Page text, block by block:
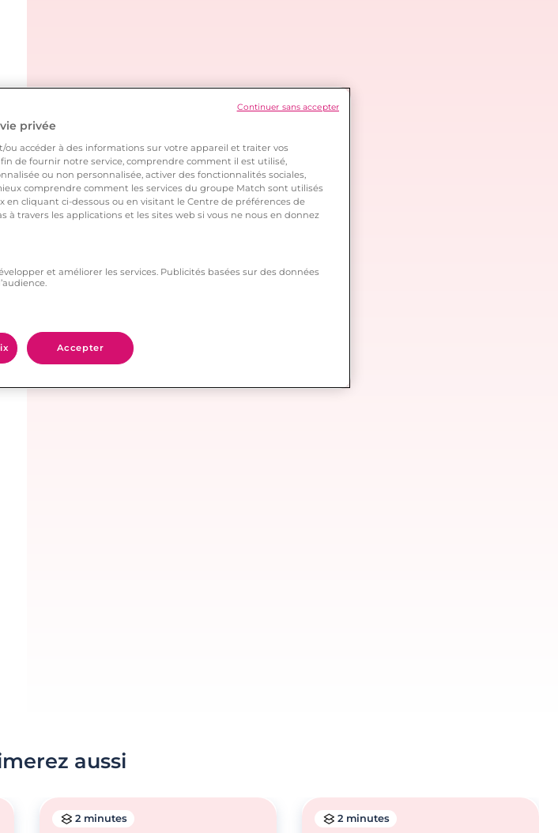
aussi
2 minutes 2 minutes
privée
accéder à des informations sur votre appareil et traiter vos
de fournir notre service, comprendre comment il est utilisé,
ou non personnalisée, activer des fonctionnalités sociales,
comprendre comment les services du groupe Match sont utilisés
en cliquant ci-dessous ou en visitant le Centre de préférences de
travers les applications et les sites web si vous ne nous en donnez
et améliorer les services. Publicités basées sur des données
Accepter
Continuer sans accepter